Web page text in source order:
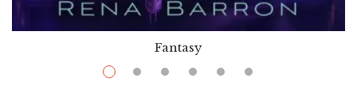
Fantasy
$ 9.99 $28.74